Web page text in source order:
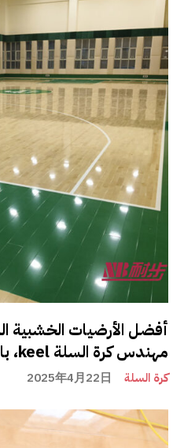
أفضل الأرضيات الخشبية
مهندس كرة السلة keel، بالإضافة إلى أهم الفوائد.
كرة السلة 2025年4月22日